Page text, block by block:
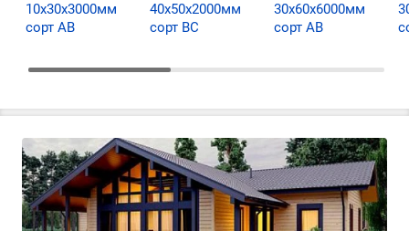
10х30х3000мм
сорт АВ
40х50х2000мм
сорт ВС
30х60х6000мм
сорт АВ